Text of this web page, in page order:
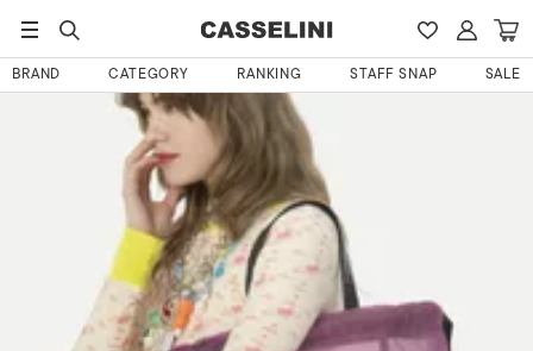
BRAND CATEGORY RANKING STAFF SNAP SALE